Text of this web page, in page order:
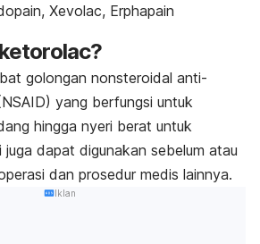
Xevolac, Erphapain
golongan nonsteroidal anti-
yang berfungsi untuk
hingga nyeri berat untuk
dapat digunakan sebelum atau
dan prosedur medis lainnya.
Iklan